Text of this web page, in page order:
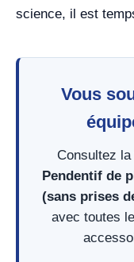
science, il est
Vous
Consultez
Pendentif de
(sans prises
avec toutes